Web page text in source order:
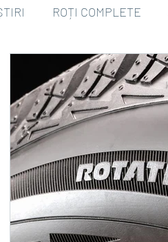
ROȚI COMPLETE
ANVELOPE ALL SEASON